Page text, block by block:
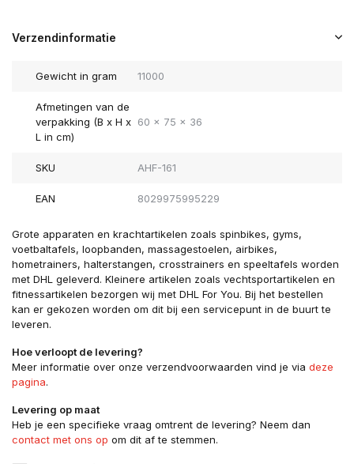
Verzendinformatie
Gewicht in gram 11000
Afmetingen van de
verpakking (B x H x
L in cm)
60 x 75 x 36
SKU AHF-161
EAN 8029975995229
Grote apparaten en krachtartikelen zoals spinbikes, gyms,
voetbaltafels, loopbanden, massagestoelen, airbikes,
hometrainers, halterstangen, crosstrainers en speeltafels worden
met DHL geleverd. Kleinere artikelen zoals vechtsportartikelen en
fitnessartikelen bezorgen wij met DHL For You. Bij het bestellen
kan er gekozen worden om dit bij een servicepunt in de buurt te
leveren.
Hoe verloopt de levering?
Meer informatie over onze verzendvoorwaarden vind je via deze
pagina.
Levering op maat
Heb je een specifieke vraag omtrent de levering? Neem dan
contact met ons op om dit af te stemmen.